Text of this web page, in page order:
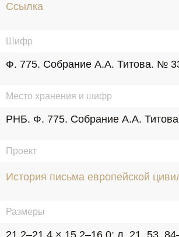
Ссылка
Шифр
Ф. 775. Собрание А.А. Титова. №
Место хранения и шифр
РНБ. Ф. 775. Собрание А.А.
Проект
История письма европейской
Размеры
21,2–21,4 × 15,2–16,0; л. 21, 53,